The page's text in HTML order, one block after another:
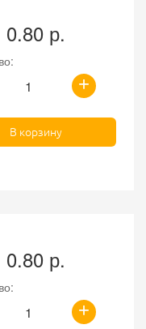
0.80 р.
+
В корзину
0.80 р.
+